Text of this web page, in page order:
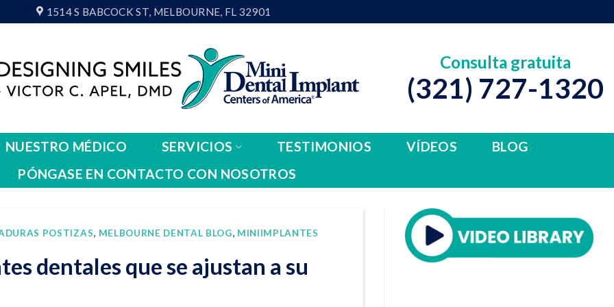
1514 S BABCOCK ST, MELBOURNE, FL 32901
Consulta gratuita
(321) 727-1320
NUESTRO MÉDICO SERVICIOS TESTIMONIOS VÍDEOS
BLOG
PÓNGASE EN CONTACTO CON NOSOTROS
POSTIZAS, MELBOURNE DENTAL BLOG, MINIIMPLANTES
dentales que se ajustan a su